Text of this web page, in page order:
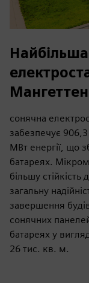
сонячна
забезпечує
МВт енергії, що
батареях.
більшу стійкість
загальну
завершення
сонячних
батареях у
26 тис. кв. м.